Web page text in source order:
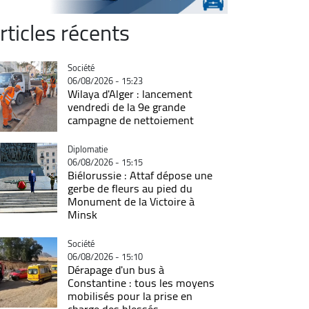
récents
Catégorie
Société
06/08/2026 - 15:23
Wilaya d'Alger : lancement
vendredi de la 9e grande
campagne de nettoiement
Catégorie
Diplomatie
06/08/2026 - 15:15
Biélorussie : Attaf dépose une
gerbe de fleurs au pied du
Monument de la Victoire à
Minsk
Catégorie
Société
06/08/2026 - 15:10
Dérapage d'un bus à
Constantine : tous les moyens
mobilisés pour la prise en